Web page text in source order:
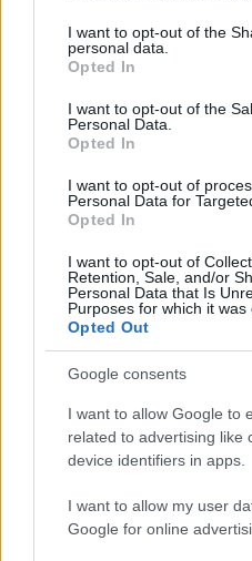
not limited to your visit or
grant or deny consent to
use your data for below
consent section.
I want to opt-out of the
personal data.
Opted In
I want to opt-out of the
Personal Data.
Opted In
I want to opt-out of
Personal Data for
Opted In
I want to opt-out of
Retention, Sale, and/or
Personal Data that Is
Purposes for which it was
Opted Out
Google consents
I want to allow Google to
related to advertising like
device identifiers in apps.
I want to allow my user
Google for online
CÁPÁK KÖZÖTT # 6. ÉVAD
ORBÓK ILONA
ÖSSZEFOGLALÓ #VIDEÓ
Népszerű